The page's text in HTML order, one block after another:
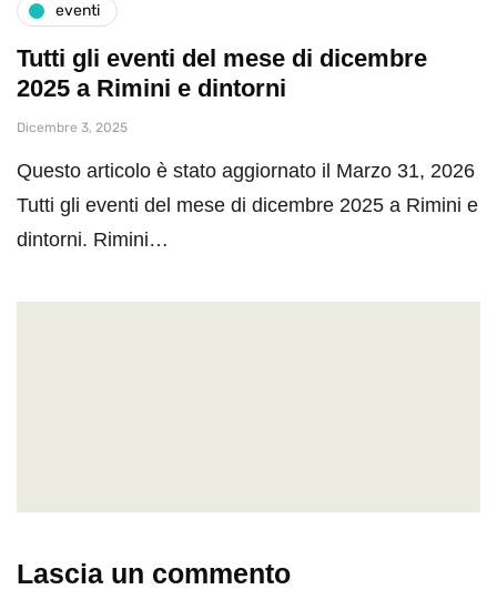
eventi
Tutti gli eventi del mese di dicembre
2025 a Rimini e dintorni
Dicembre 3, 2025
Questo articolo è stato aggiornato il Marzo 31, 2026
Tutti gli eventi del mese di dicembre 2025 a Rimini e
dintorni. Rimini…
Lascia un commento